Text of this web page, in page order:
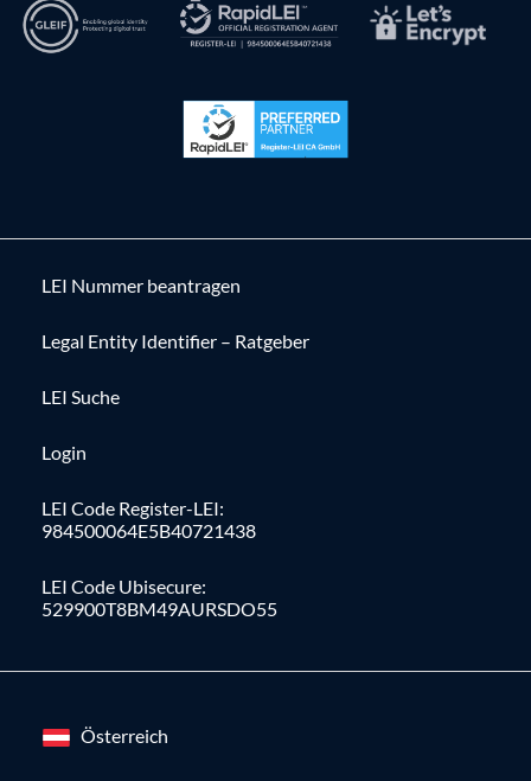
LEI Nummer beantragen
Legal Entity Identifier – Ratgeber
LEI Suche
Login
LEI Code Register-LEI:
984500064E5B40721438
LEI Code Ubisecure:
529900T8BM49AURSDO55
Österreich